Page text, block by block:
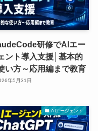
研修でAIエー
ント導入支援│基本的
い方～応用編まで教育
年5月31日
AIエージェント